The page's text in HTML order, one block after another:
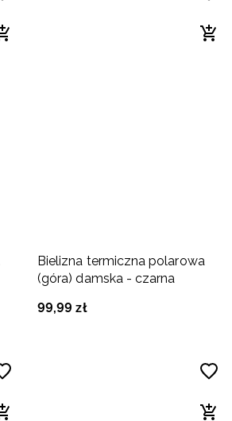
Bielizna termiczna polarowa
(góra) damska - czarna
99,99 zł